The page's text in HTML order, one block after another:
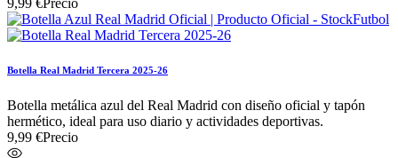
Botella Real Madrid Tercera 2025-26
Botella metálica azul del Real Madrid con diseño oficial y tapón
hermético, ideal para uso diario y actividades deportivas.
9,99 €Precio